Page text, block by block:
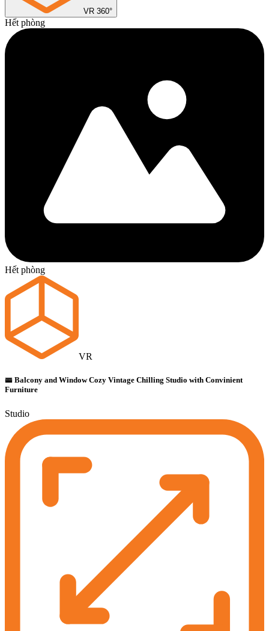
VR 360°
Hết phòng
Hết phòng
VR
🚟 Balcony and Window Cozy Vintage Chilling Studio with Convinient
Furniture
Studio